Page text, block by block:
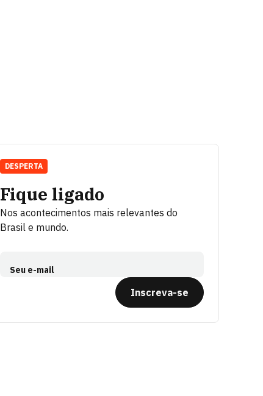
Fique ligado
Nos acontecimentos mais relevantes do
Brasil e mundo.
Seu e-mail
Inscreva-se
DESPERTA